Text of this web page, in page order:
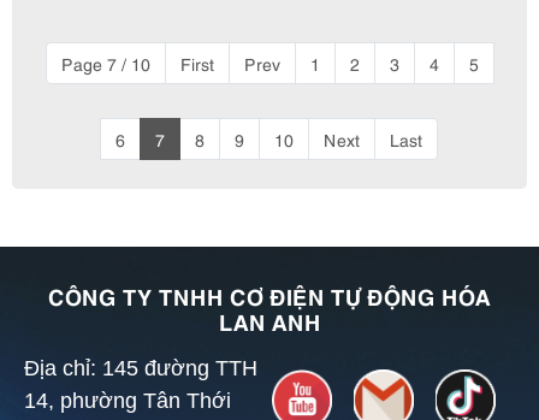
Page 7 / 10 First Prev 1 2 3 4 5
6 7 8 9 10 Next Last
CÔNG TY TNHH CƠ ĐIỆN TỰ ĐỘNG HÓA
LAN ANH
Địa chỉ: 145 đường TTH
14, phường Tân Thới